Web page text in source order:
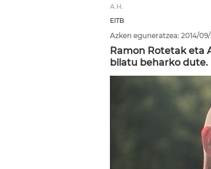
A.H.
EITB
Azken eguneratzea: 2014/
Ramon Rotetak eta
bilatu beharko dute.